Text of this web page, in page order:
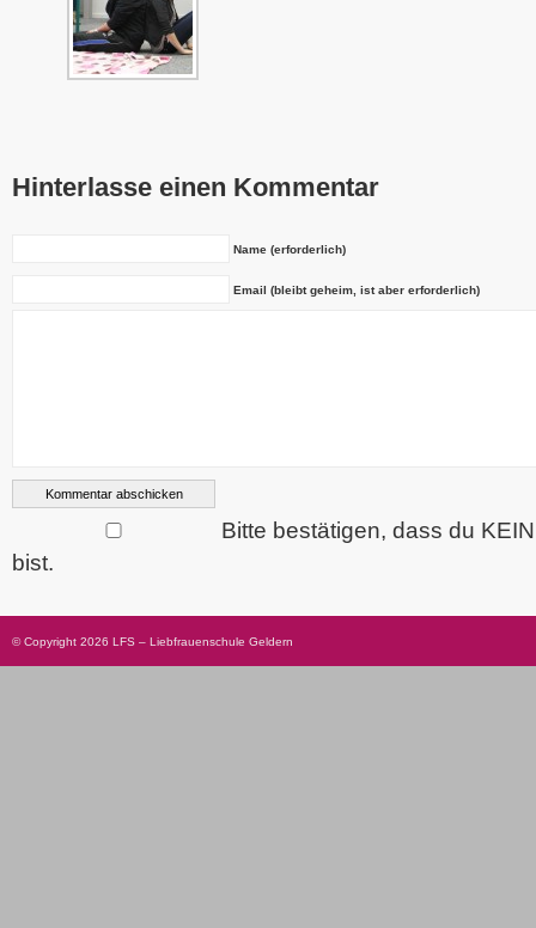
Hinterlasse einen Kommentar
Name (erforderlich)
Email (bleibt geheim, ist aber erforderlich)
Bitte bestätigen, dass du
bist.
© Copyright 2026 LFS – Liebfrauenschule Geldern